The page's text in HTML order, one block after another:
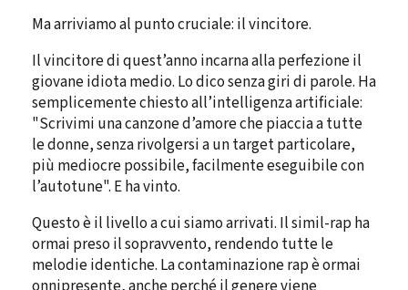
Ma arriviamo al punto cruciale: il vincitore.
Il vincitore di quest’anno incarna alla perfezione il
giovane idiota medio. Lo dico senza giri di parole. Ha
semplicemente chiesto all’intelligenza artificiale:
"Scrivimi una canzone d’amore che piaccia a tutte
le donne, senza rivolgersi a un target particolare,
più mediocre possibile, facilmente eseguibile con
l’autotune". E ha vinto.
Questo è il livello a cui siamo arrivati. Il simil-rap ha
ormai preso il sopravvento, rendendo tutte le
melodie identiche. La contaminazione rap è ormai